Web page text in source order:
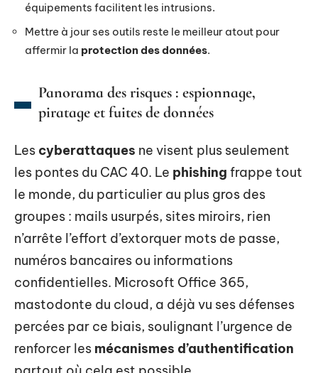
équipements facilitent les intrusions.
Mettre à jour ses outils reste le meilleur atout pour
affermir la protection des données.
Panorama des risques : espionnage,
piratage et fuites de données
Les cyberattaques ne visent plus seulement
les pontes du CAC 40. Le phishing frappe tout
le monde, du particulier au plus gros des
groupes : mails usurpés, sites miroirs, rien
n’arrête l’effort d’extorquer mots de passe,
numéros bancaires ou informations
confidentielles. Microsoft Office 365,
mastodonte du cloud, a déjà vu ses défenses
percées par ce biais, soulignant l’urgence de
renforcer les mécanismes d’authentification